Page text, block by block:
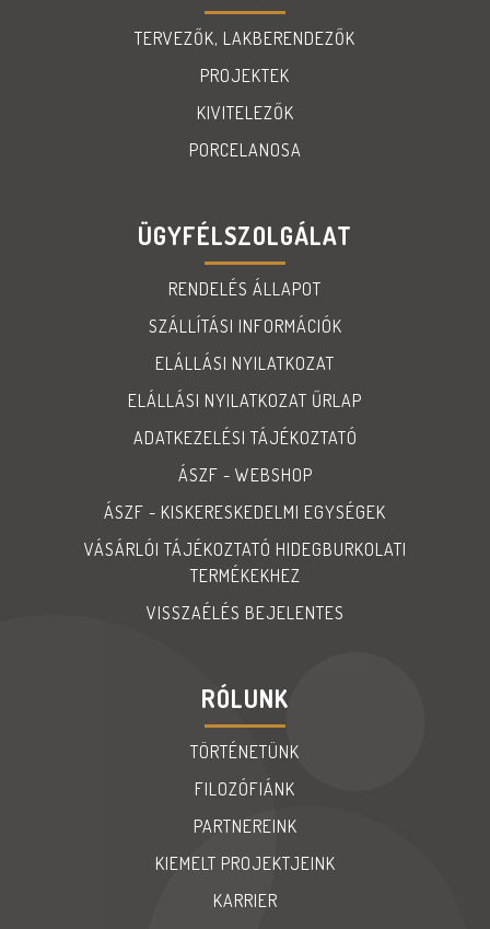
TERVEZŐK, LAKBERENDEZŐK
PROJEKTEK
KIVITELEZŐK
PORCELANOSA
ÜGYFÉLSZOLGÁLAT
RENDELÉS ÁLLAPOT
SZÁLLÍTÁSI INFORMÁCIÓK
ELÁLLÁSI NYILATKOZAT
ELÁLLÁSI NYILATKOZAT ŰRLAP
ADATKEZELÉSI TÁJÉKOZTATÓ
ÁSZF - WEBSHOP
ÁSZF - KISKERESKEDELMI EGYSÉGEK
VÁSÁRLÓI TÁJÉKOZTATÓ HIDEGBURKOLATI
TERMÉKEKHEZ
VISSZAÉLÉS BEJELENTES
RÓLUNK
TÖRTÉNETÜNK
FILOZÓFIÁNK
PARTNEREINK
KIEMELT PROJEKTJEINK
KARRIER